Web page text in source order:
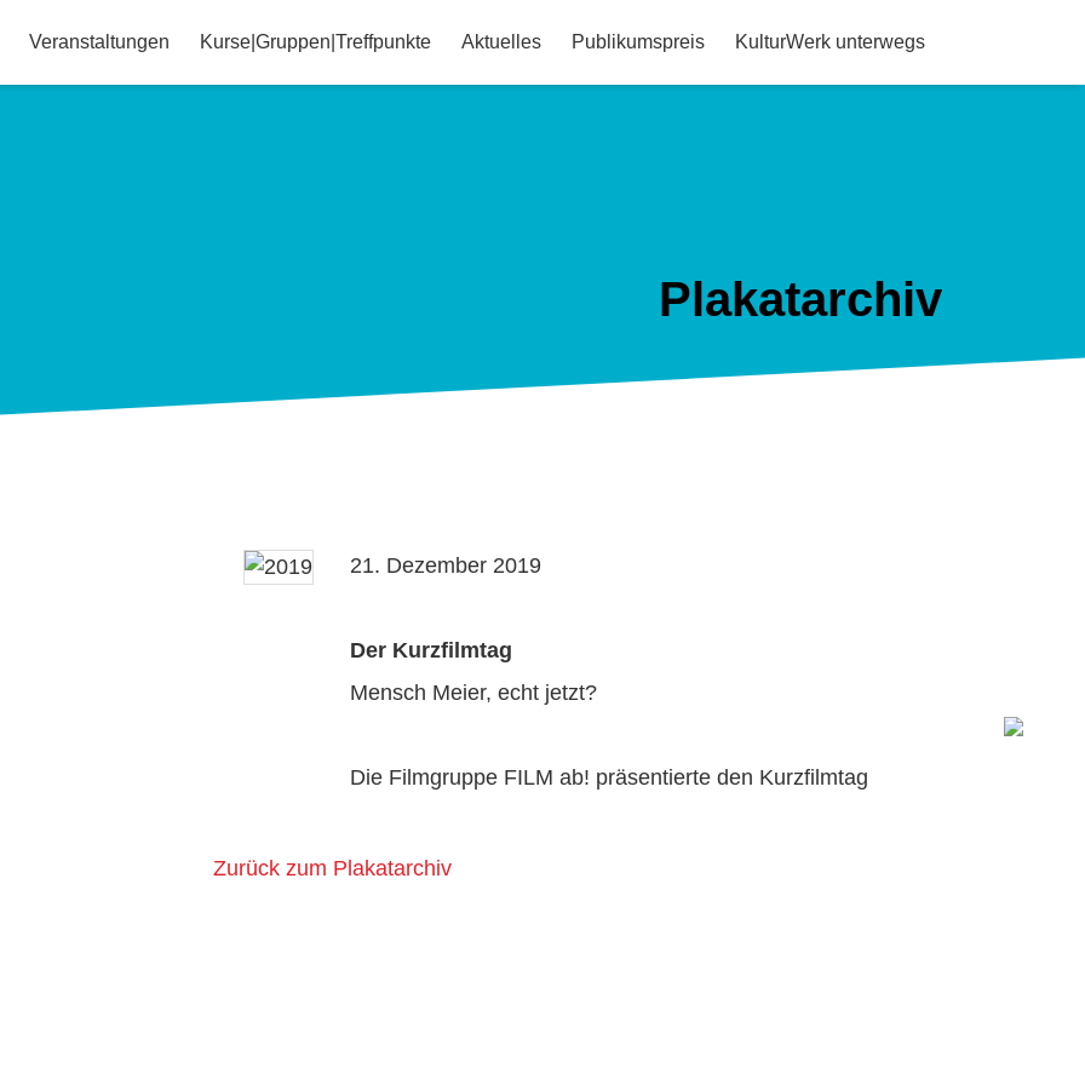
Veranstaltungen Kurse|Gruppen|Treffpunkte Aktuelles Publikumspreis KulturWerk unterwegs
Plakatarchiv
21. Dezember 2019
Der Kurzfilmtag
Mensch Meier, echt jetzt?
Die Filmgruppe FILM ab! präsentierte den Kurzfilmtag
Zurück zum Plakatarchiv